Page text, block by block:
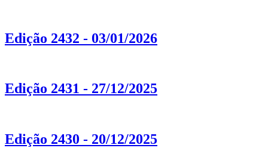
Edição 2432 - 03/01/2026
Edição 2431 - 27/12/2025
Edição 2430 - 20/12/2025